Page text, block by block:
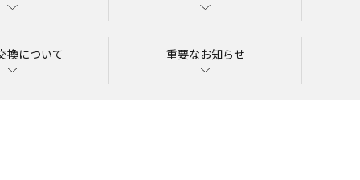
換について 重要なお知らせ